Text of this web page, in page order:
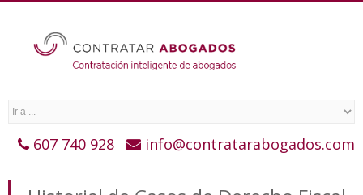
607 740 928 info@contratarabogados.com